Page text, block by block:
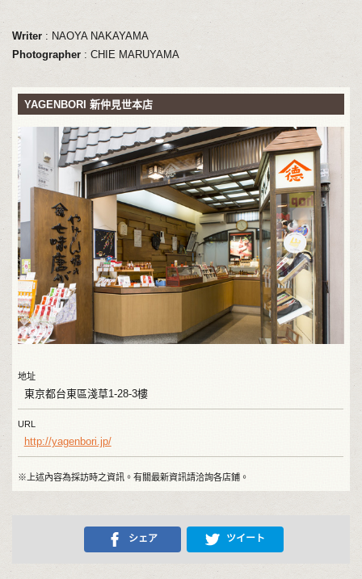
Writer: NAOYA NAKAYAMA
Photographer: CHIE MARUYAMA
YAGENBORI 新仲見世本店
地址
東京都台東區淺草1-28-3樓
URL
http://yagenbori.jp/
※上述內容為採訪時之資訊。有關最新資訊請洽詢各店鋪。
シェア ツイート